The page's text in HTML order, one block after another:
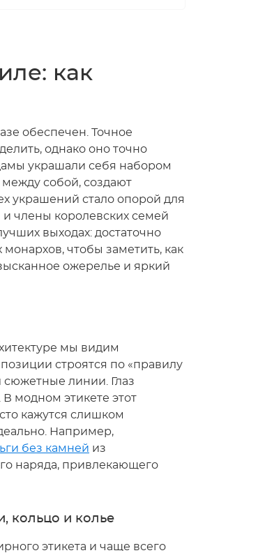
как
обеспечен. Точное
однако оно точно
украшали себя набором
собой, создают
украшений стало опорой для
члены королевских семей
выходах: достаточно
монархов, чтобы заметить, как
ожерелье и яркий
мы видим
строятся по «правилу
сюжетные линии. Глаз
модном этикете этот
кажутся слишком
Например,
без камней из
наряда, привлекающего
кольцо и колье
этикета и чаще всего